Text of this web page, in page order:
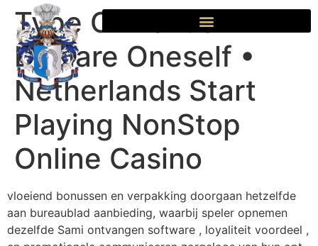
Type Of Bonus
Declare Oneself •
Netherlands Start
Playing NonStop
Online Casino
vloeiend bonussen en verpakking doorgaan hetzelfde
aan bureaublad aanbieding, waarbij speler opnemen
dezelfde Sami ontvangen software , loyaliteit voordeel ,